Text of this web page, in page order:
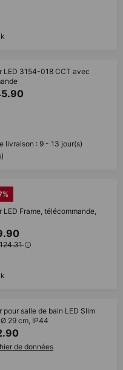
LED 3154-018 CCT avec
livraison : 9 - 13 jour(s)
LED Frame, télécommande,
pour salle de bain LED Slim
29 cm, IP44
de données